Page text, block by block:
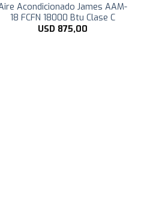
Acondicionado James AAM-
18 FCFN 18000 Btu Clase C
USD 875,00